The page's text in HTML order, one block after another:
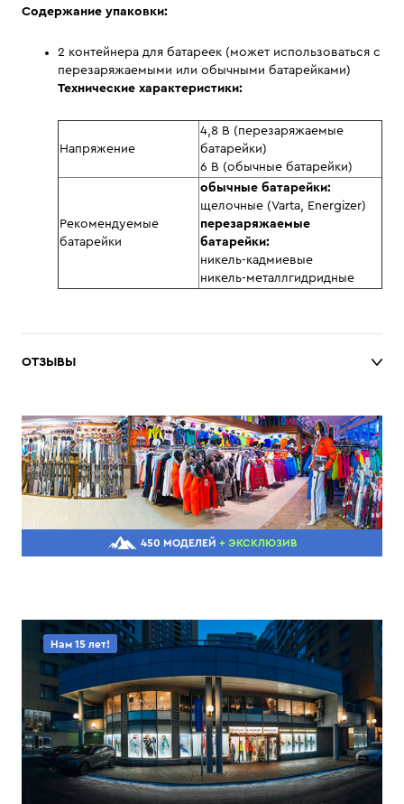
Содержание упаковки:
2 контейнера для батареек (может использоваться с
перезаряжаемыми или обычными батарейками)
Технические характеристики:
Напряжение
4,8 В (перезаряжаемые
батарейки)
6 В (обычные батарейки)
Рекомендуемые
батарейки
обычные батарейки:
щелочные (Varta, Energizer)
перезаряжаемые
батарейки:
никель-кадмиевые
никель-металлгидридные
ОТЗЫВЫ
450 МОДЕЛЕЙ + ЭКСКЛЮЗИВ
Нам 15 лет!